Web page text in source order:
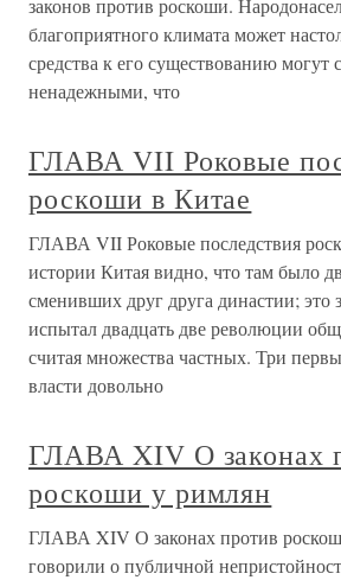
законов против роскоши.
благоприятного климата может
средства к его существованию могут
ненадежными, что
ГЛАВА VII Роковые
роскоши в Китае
ГЛАВА VII Роковые последствия
истории Китая видно, что там было
сменивших друг друга династии; это
испытал двадцать две революции
считая множества частных. Три
власти довольно
ГЛАВА XIV О законах
роскоши у римлян
ГЛАВА XIV О законах против
говорили о публичной